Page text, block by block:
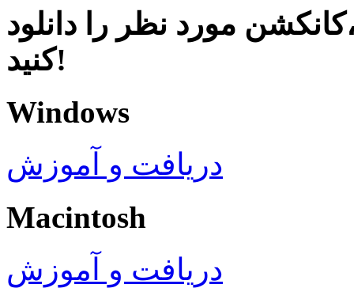
مورد نظر را دانلود
کنید!
Windows
دریافت و آموزش
Macintosh
دریافت و آموزش